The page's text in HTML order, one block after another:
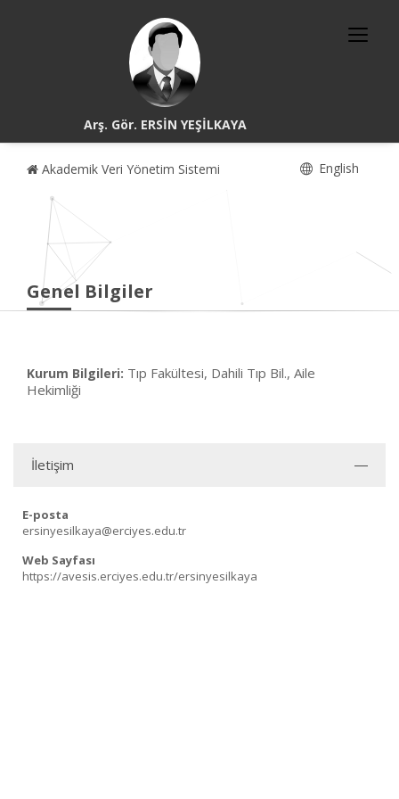
Arş. Gör. ERSİN YEŞİLKAYA
Akademik Veri Yönetim Sistemi English
Genel Bilgiler
Kurum Bilgileri: Tıp Fakültesi, Dahili Tıp Bil., Aile
Hekimliği
İletişim
E-posta
ersinyesilkaya@erciyes.edu.tr
Web Sayfası
https://avesis.erciyes.edu.tr/ersinyesilkaya